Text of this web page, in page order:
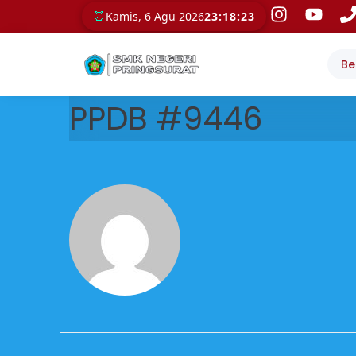
⏰ Kamis, 6 Agu 202623:18:23
PPDB #9446